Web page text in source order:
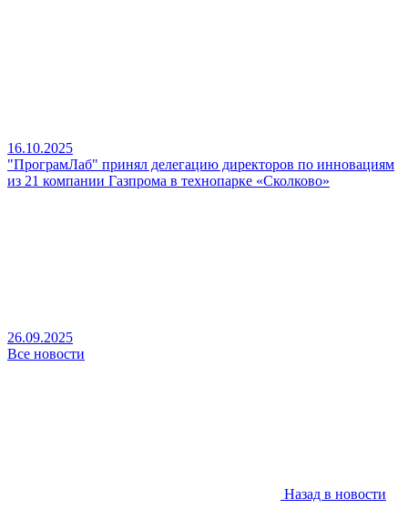
16.10.2025
"ПрограмЛаб" принял делегацию директоров по инновациям
из 21 компании Газпрома в технопарке «Сколково»
26.09.2025
Все новости
Назад в новости